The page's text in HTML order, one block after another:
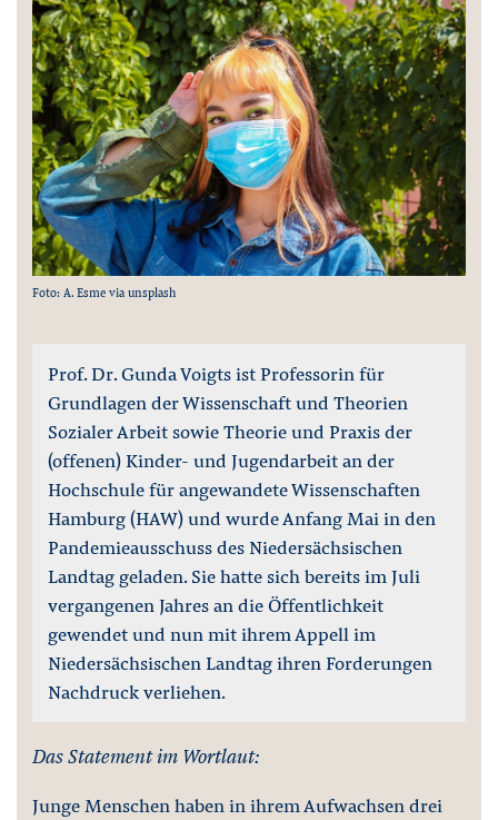
Foto: A. Esme via unsplash
Prof. Dr. Gunda Voigts ist Professorin für
Grundlagen der Wissenschaft und Theorien
Sozialer Arbeit sowie Theorie und Praxis der
(offenen) Kinder- und Jugendarbeit an der
Hochschule für angewandete Wissenschaften
Hamburg (HAW) und wurde Anfang Mai in den
Pandemieausschuss des Niedersächsischen
Landtag geladen. Sie hatte sich bereits im Juli
vergangenen Jahres an die Öffentlichkeit
gewendet und nun mit ihrem Appell im
Niedersächsischen Landtag ihren Forderungen
Nachdruck verliehen.
Das Statement im Wortlaut:
Junge Menschen haben in ihrem Aufwachsen drei